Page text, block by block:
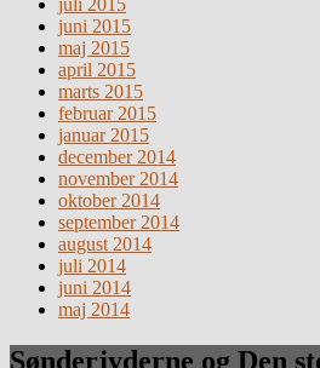
juli 2015
juni 2015
maj 2015
april 2015
marts 2015
februar 2015
januar 2015
december 2014
november 2014
oktober 2014
september 2014
august 2014
juli 2014
juni 2014
maj 2014
Sønderjyderne og Den